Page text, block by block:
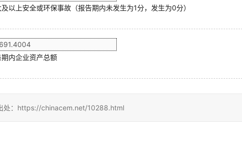
以上安全或环保事故（报告期内未发生为1分，发生为0分）
内企业资产总额
处：https://chinacem.net/10288.html